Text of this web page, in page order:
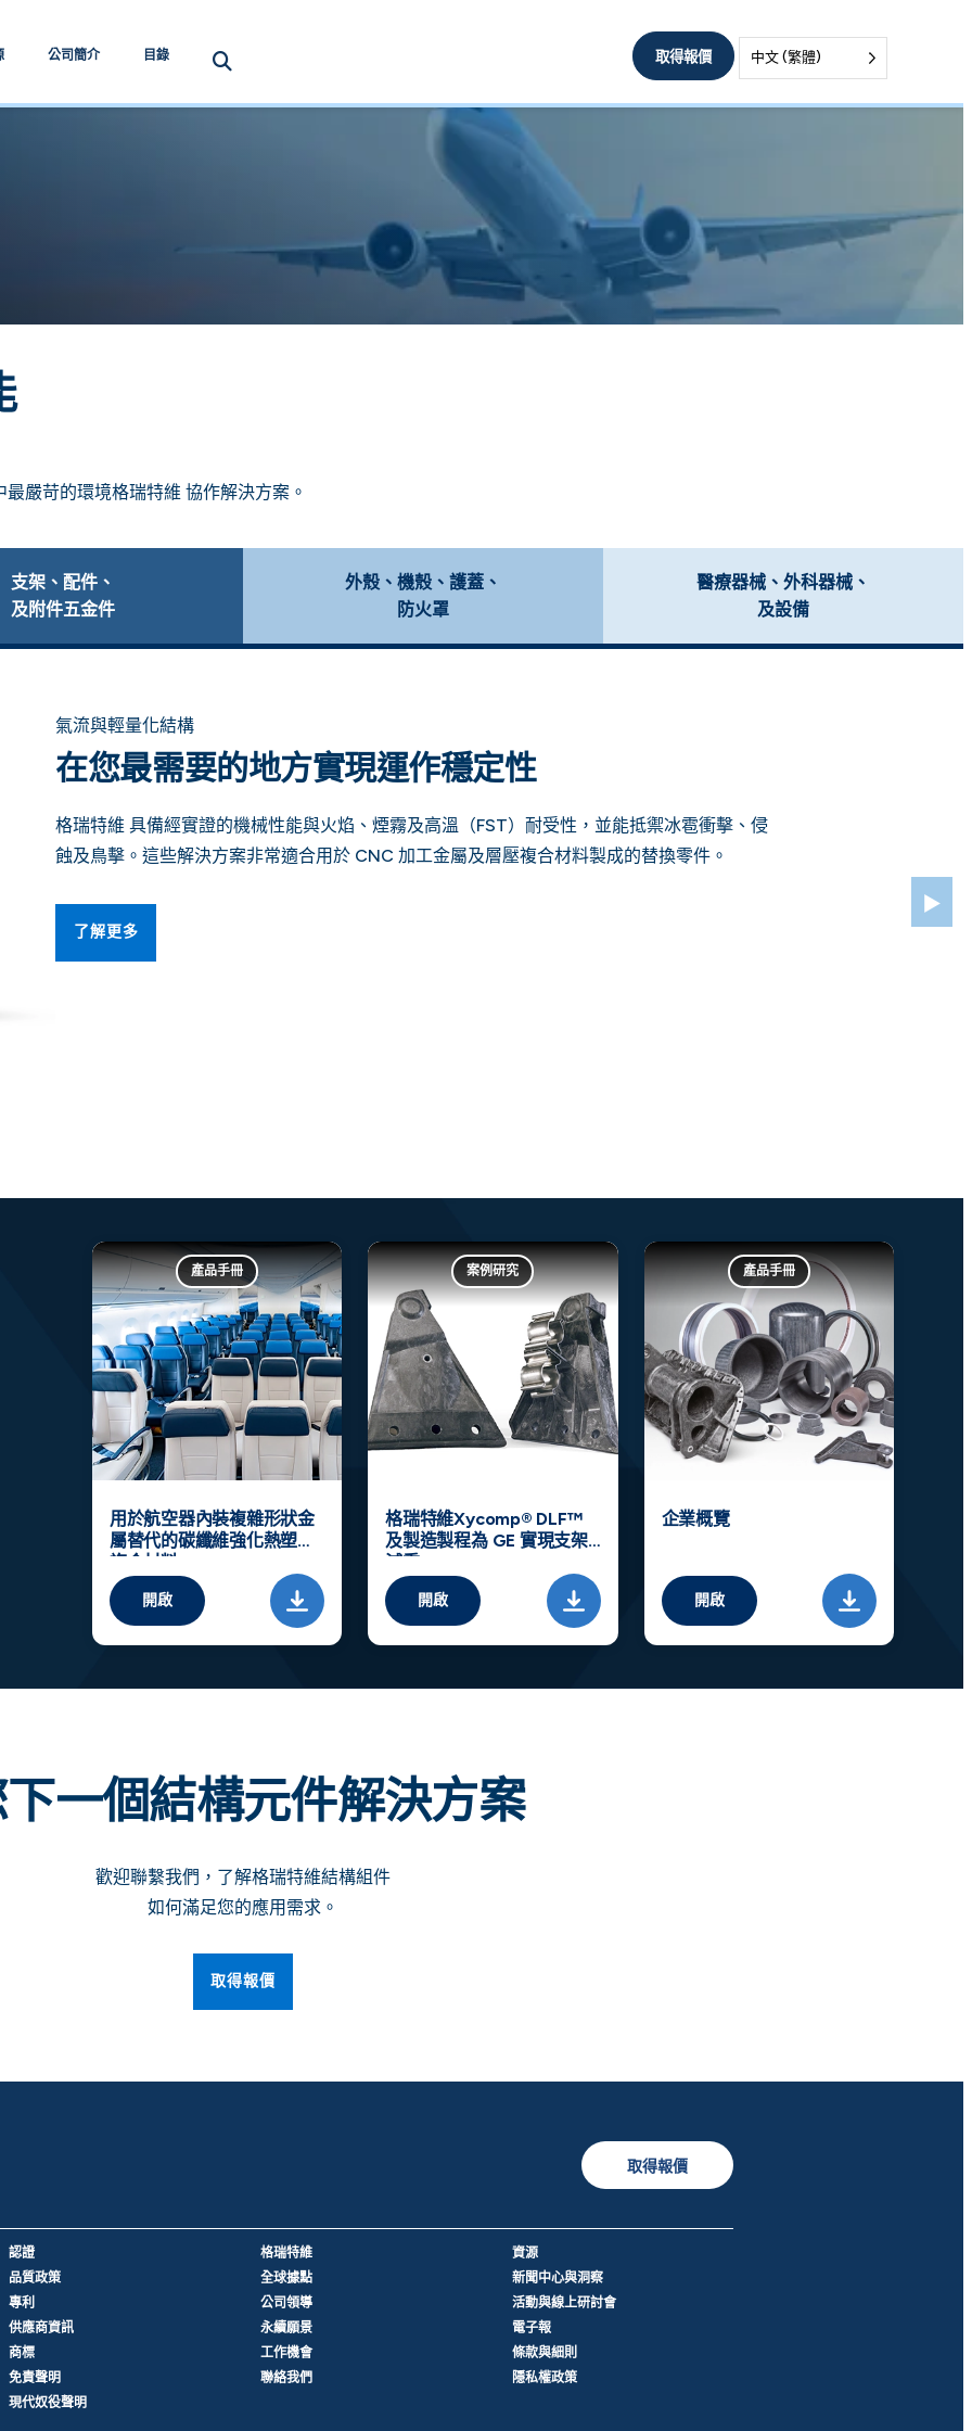
公司簡介 目錄 取得報價 中文 (繁體)
嚴苛的環境格瑞特維 協作解決方案。
支架、配件、
及附件五金件
外殼、機殼、護蓋、
防火罩
醫療器械、外科器械、
及設備
氣流與輕量化結構
在您最需要的地方實現運作穩定性
格瑞特維 具備經實證的機械性能與火焰、煙霧及高溫（FST）耐受性，並能抵禦冰雹衝擊、侵
蝕及鳥擊。這些解決方案非常適合用於 CNC 加工金屬及層壓複合材料製成的替換零件。
了解更多
產品手冊
用於航空器內裝複雜形狀金
屬替代的碳纖維強化熱塑性
複合材料
開啟
案例研究
格瑞特維Xycomp® DLF™
及製造製程為 GE 實現支架
減重
開啟
產品手冊
企業概覽
開啟
一個結構元件解決方案
歡迎聯繫我們，了解格瑞特維結構組件
如何滿足您的應用需求。
取得報價
取得報價
認證
品質政策
專利
供應商資訊
商標
免責聲明
現代奴役聲明
格瑞特維
全球據點
公司領導
永續願景
工作機會
聯絡我們
資源
新聞中心與洞察
活動與線上研討會
電子報
條款與細則
隱私權政策